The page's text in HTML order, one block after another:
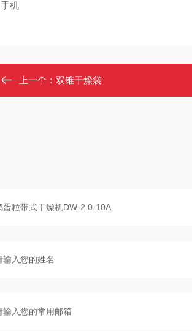
手机
上一个： 双锥干燥袋